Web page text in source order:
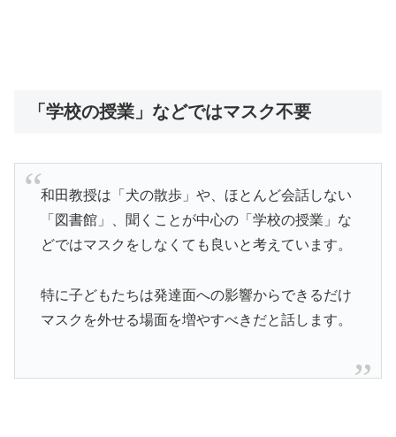
「学校の授業」などではマスク不要
和田教授は「犬の散歩」や、ほとんど会話しない
「図書館」、聞くことが中心の「学校の授業」な
どではマスクをしなくても良いと考えています。
特に子どもたちは発達面への影響からできるだけ
マスクを外せる場面を増やすべきだと話します。